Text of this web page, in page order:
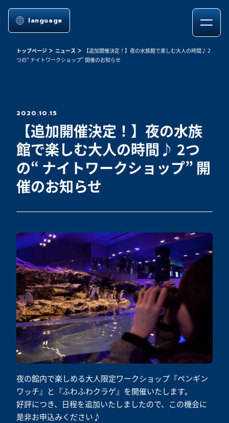
language
トップページ ニュース
【追加開催決定！】夜の水族館で楽しむ大人の時間♪ 2
つの“ ナイトワークショップ” 開催のお知らせ
2020.10.15
【追加開催決定！】夜の水族
館で楽しむ大人の時間♪ 2つ
の“ ナイトワークショップ” 開
催のお知らせ
夜の館内で楽しめる大人限定ワークショップ『ペンギン
ワッチ』と『ふわふわクラゲ』を開催いたします。
好評につき、日程を追加いたしましたので、この機会に
是非お申込みください♪